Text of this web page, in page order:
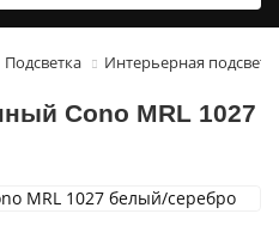
Подсветка Интерьерная
Cono MRL 1027